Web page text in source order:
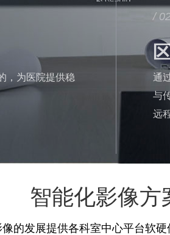
，为医院提供稳
/
通
与
远
智能化影像方
的发展提供各科室中心平台软